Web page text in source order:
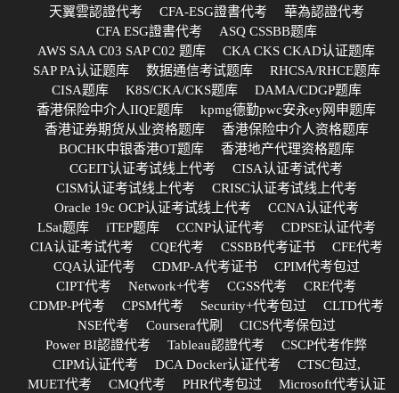
天翼雲認證代考
CFA-ESG證書代考
華為認證代考
CFA ESG證書代考
ASQ CSSBB题库
AWS SAA C03 SAP C02 题库
CKA CKS CKAD认证题库
SAP PA认证题库
数据通信考试题库
RHCSA/RHCE题库
CISA题库
K8S/CKA/CKS题库
DAMA/CDGP题库
香港保险中介人IIQE题库
kpmg德勤pwc安永ey网申题库
香港证券期货从业资格题库
香港保险中介人资格题库
BOCHK中银香港OT题库
香港地产代理资格题库
CGEIT认证考试线上代考
CISA认证考试代考
CISM认证考试线上代考
CRISC认证考试线上代考
Oracle 19c OCP认证考试线上代考
CCNA认证代考
LSat题库
iTEP题库 CCNP认证代考
CDPSE认证代考
CIA认证考试代考
CQE代考 CSSBB代考证书
CFE代考
CQA认证代考
CDMP-A代考证书
CPIM代考包过
CIPT代考
Network+代考 CGSS代考
CRE代考
CDMP-P代考
CPSM代考 Security+代考包过
CLTD代考
NSE代考
Coursera代刷
CICS代考保包过
Power BI認證代考
Tableau認證代考
CSCP代考作弊
CIPM认证代考
DCA Docker认证代考
CTSC包过,
MUET代考
CMQ代考 PHR代考包过
Microsoft代考认证